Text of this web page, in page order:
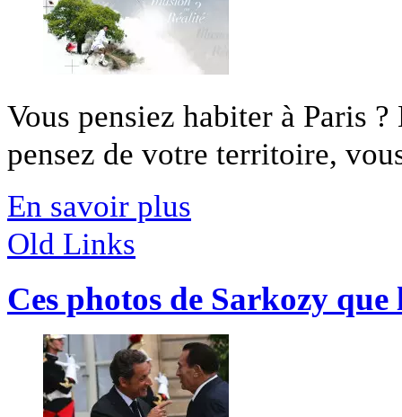
Vous pensiez habiter à Paris
pensez de votre territoire,
En savoir plus
Old Links
Ces photos de Sarkozy